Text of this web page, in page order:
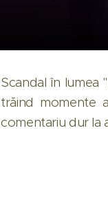
Scandal în lumea
trăind momente
comentariu dur la